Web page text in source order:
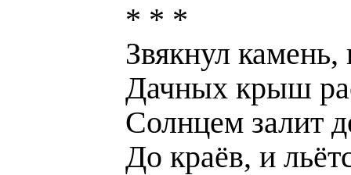
* * *
Звякнул
Дачных крыш
Солнцем залит
До краёв, и